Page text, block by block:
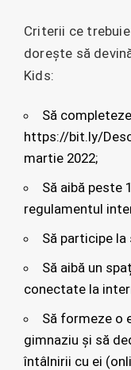
Criterii ce
dorește să
Kids:
Să
https://bit.ly/
martie 2022;
Să aibă peste
regulamentul
Să participe
Să aibă un
conectate la
Să formeze o
gimnaziu și să
întâlnirii cu ei